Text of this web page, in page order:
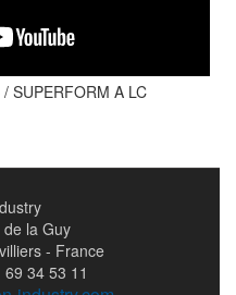
SUPERFORM A LC
la Guy
- France
34 53 11